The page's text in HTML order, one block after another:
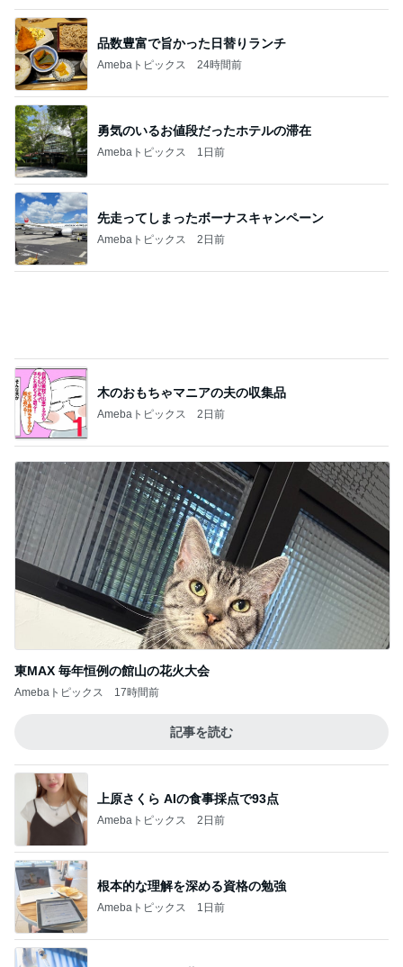
先走ってしまったボーナスキャンペーン
Amebaトピックス 2日前
木のおもちゃマニアの夫の収集品
Amebaトピックス 2日前
東MAX 毎年恒例の館山の花火大会
Amebaトピックス 17時間前
記事を読む
上原さくら AIの食事採点で93点
Amebaトピックス 2日前
Amebaトピックス 1日前
副作用を抑える薬のエグい副作用
Amebaトピックス 1日前